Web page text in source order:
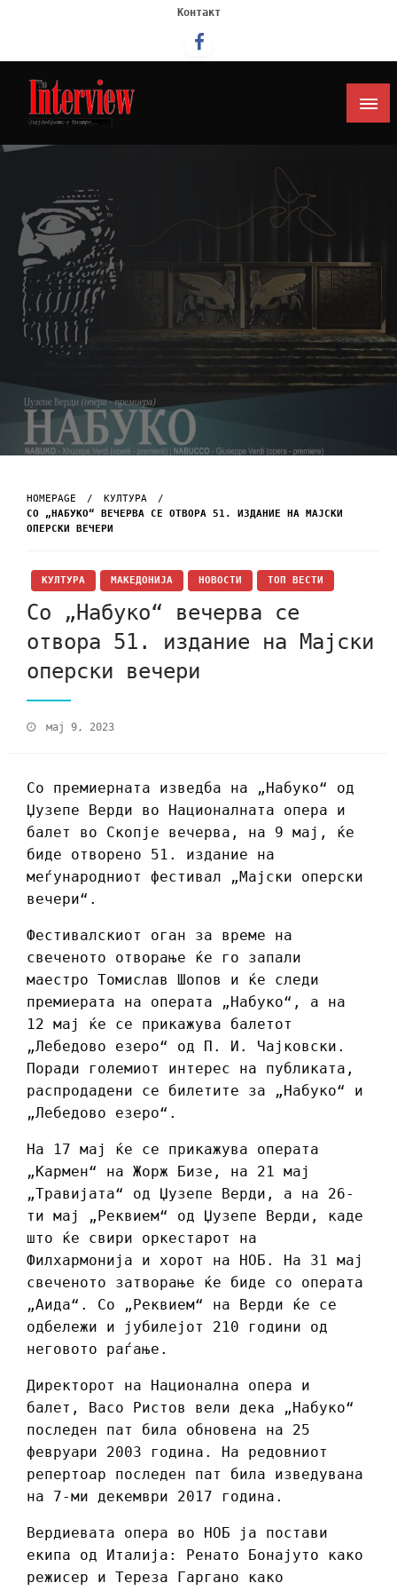
Контакт
Интервју
HOMEPAGE
КУЛТУРА
СО „НАБУКО“ ВЕЧЕРВА СЕ ОТВОРА 51. ИЗДАНИЕ НА МАЈСКИ
ОПЕРСКИ ВЕЧЕРИ
КУЛТУРА МАКЕДОНИЈА НОВОСТИ ТОП ВЕСТИ
Со „Набуко“ вечерва се
отвора 51. издание на Мајски
оперски вечери
мај 9, 2023
Со премиерната изведба на „Набуко“ од
Џузепе Верди во Националната опера и
балет во Скопје вечерва, на 9 мај, ќе
биде отворено 51. издание на
меѓународниот фестивал „Мајски оперски
вечери“.
Фестивалскиот оган за време на
свеченото отворање ќе го запали
маестро Томислав Шопов и ќе следи
премиерата на операта „Набуко“, а на
12 мај ќе се прикажува балетот
„Лебедово езеро“ од П. И. Чајковски.
Поради големиот интерес на публиката,
распродадени се билетите за „Набуко“ и
„Лебедово езеро“.
На 17 мај ќе се прикажува операта
„Кармен“ на Жорж Бизе, на 21 мај
„Травијата“ од Џузепе Верди, а на 26-
ти мај „Реквием“ од Џузепе Верди, каде
што ќе свири оркестарот на
Филхармонија и хорот на НОБ. На 31 мај
свеченото затворање ќе биде со операта
„Аида“. Со „Реквием“ на Верди ќе се
одбележи и јубилејот 210 години од
неговото раѓање.
Директорот на Национална опера и
балет, Васо Ристов вели дека „Набуко“
последен пат била обновена на 25
февруари 2003 година. На редовниот
репертоар последен пат била изведувана
на 7-ми декември 2017 година.
Вердиевата опера во НОБ ја постави
екипа од Италија: Ренато Бонајуто како
режисер и Тереза Гаргано како